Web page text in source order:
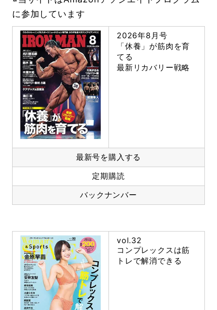
に参加しています
2026年8月号
「休養」が筋肉を育
てる
最新リカバリー戦略
最新号を購入する
定期購読
バックナンバー
vol.32
コンプレックスは筋
トレで解消できる